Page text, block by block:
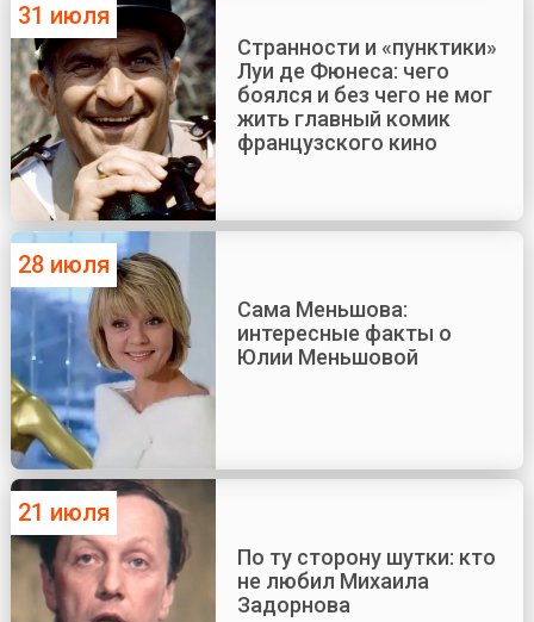
31 июля
Странности и «пунктики»
Луи де Фюнеса: чего
боялся и без чего не мог
жить главный комик
французского кино
28 июля
Сама Меньшова:
интересные факты о
Юлии Меньшовой
21 июля
По ту сторону шутки: кто
не любил Михаила
Задорнова